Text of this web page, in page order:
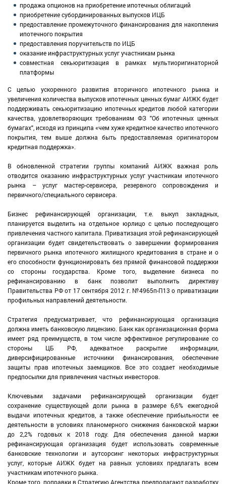
продажа опционов на приобретение ипотечных облигаций
приобретение субординированных выпусков ИЦБ
предоставление промежуточного финансирования для накопления
ипотечного покрытия
предоставления поручительств по ИЦБ
оказание инфраструктурных услуг участникам рынка
совместная секьюритизация в рамках мультиоригинаторной
платформы
С целью ускоренного развития вторичного ипотечного рынка и
увеличения количества выпусков ипотечных ценных бумаг АИЖК будет
поддерживать секьюритизацию ипотечных кредитов любой категории
качества, удовлетворяющих требованиям ФЗ "Об ипотечных ценных
бумагах", исходя из принципа «чем хуже кредитное качество ипотечного
покрытия, тем выше должна быть предоставляемая оригинатором
кредитная поддержка».
В обновленной стратегии группы компаний АИЖК важная роль
отводится оказанию инфраструктурных услуг участникам ипотечного
рынка – услуг мастер-сервисера, резервного сопровождения и
первичного/специального сервисера.
Бизнес рефинансирующей организации, т.е. выкуп закладных,
планируется выделить на отдельное юрлицо с целью последующего
привлечения частного капитала. Приватизация этой рефинансирующей
организации будет свидетельствовать о завершении формирования
первичного рынка ипотечного жилищного кредитования в стране и о
его способности функционировать без прямой финансовой поддержки
со стороны государства. Кроме того, выделение бизнеса по
рефинансированию в банк позволит выполнить директиву
Правительства РФ от 17 сентября 2012 г. №4965п-П13 о приватизации
профильных направлений деятельности.
Стратегия предусматривает, что рефинансирующая организация
должна иметь банковскую лицензию. Банк как организационная форма
имеет ряд преимуществ, в том числе эффективное регулирование со
стороны ЦБ РФ, адекватное раскрытие информации,
диверсифицированные источники финансирования, обеспечение
защиты прав ипотечных заемщиков. Все это создает необходимые
предпосылки для привлечения частных инвесторов.
Ключевыми задачами рефинансирующей организации будет
сохранение существующей доли рынка в размере 6,6% ежегодной
выдачи ипотечных кредитов, а также обеспечение прибыльности ее
деятельности в условиях планомерного снижения банковской маржи
до 2,2% годовых к 2018 году. Для обеспечения данной маржи
рефинансирующая организация будет использовать современные
банковские технологии и аутсорсинг некоторых инфраструктурных
услуг, которые АИЖК будет на равных условиях предлагать всем
участникам ипотечного рынка.
Кроме того, поправки в Стратегию Агентства предполагают разработку